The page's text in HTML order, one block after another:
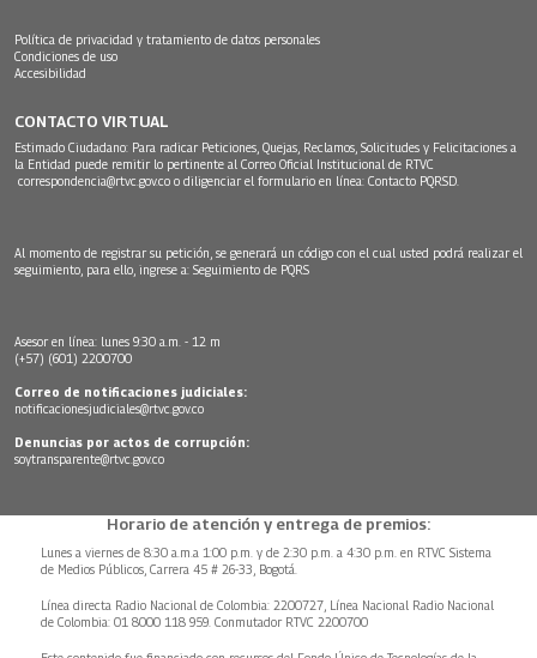
Política de privacidad y tratamiento de datos personales
Condiciones de uso
Accesibilidad
CONTACTO VIRTUAL
Estimado Ciudadano: Para radicar Peticiones, Quejas, Reclamos, Solicitudes y Felicitaciones a
la Entidad puede remitir lo pertinente al Correo Oficial Institucional de RTVC
correspondencia@rtvc.gov.co o diligenciar el formulario en línea: Contacto PQRSD.
Al momento de registrar su petición, se generará un código con el cual usted podrá realizar el
seguimiento, para ello, ingrese a: Seguimiento de PQRS
Asesor en línea: lunes 9:30 a.m. - 12 m
(+57) (601) 2200700
Correo de notificaciones judiciales:
notificacionesjudiciales@rtvc.gov.co
Denuncias por actos de corrupción:
soytransparente@rtvc.gov.co
Horario de atención y entrega de premios:
Lunes a viernes de 8:30 a.m.a 1:00 p.m. y de 2:30 p.m. a 4:30 p.m. en RTVC Sistema
de Medios Públicos, Carrera 45 # 26-33, Bogotá.
Línea directa Radio Nacional de Colombia: 2200727, Línea Nacional Radio Nacional
de Colombia: 01 8000 118 959. Conmutador RTVC 2200700